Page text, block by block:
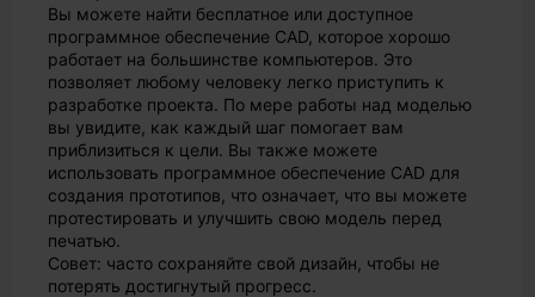
Вы можете найти бесплатное или доступное
программное обеспечение CAD, которое хорошо
работает на большинстве компьютеров. Это
позволяет любому человеку легко приступить к
разработке проекта. По мере работы над моделью
вы увидите, как каждый шаг помогает вам
приблизиться к цели. Вы также можете
использовать программное обеспечение CAD для
создания прототипов, что означает, что вы можете
протестировать и улучшить свою модель перед
печатью.
Совет: часто сохраняйте свой дизайн, чтобы не
потерять достигнутый прогресс.